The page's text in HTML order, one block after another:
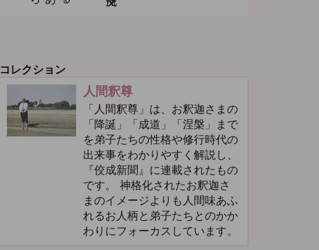
コレクション
人間釈尊
「人間釈尊」は、お釈迦さまの
「降誕」「成道」「涅槃」まで
を弟子たちの性格や修行時代の
出来事をわかりやすく解説し、
『佼成新聞』に連載されたもの
です。 神格化されたお釈迦さ
まのイメージよりも人間味あふ
れるお人柄と弟子たちとのかか
わりにフォーカスしています。